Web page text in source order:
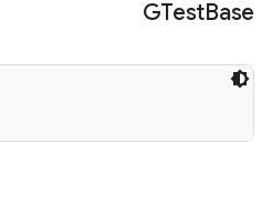
GTestBase